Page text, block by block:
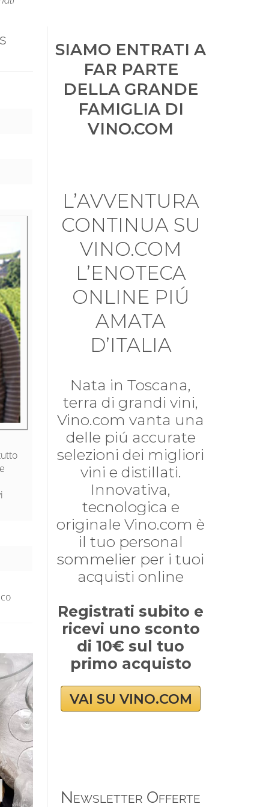
SIAMO ENTRATI A
FAR PARTE
DELLA GRANDE
FAMIGLIA DI
VINO.COM
L’AVVENTURA
CONTINUA SU
VINO.COM
L’ENOTECA
ONLINE PIÚ
AMATA
D’ITALIA
Nata in Toscana,
terra di grandi vini,
Vino.com vanta una
delle piú accurate
selezioni dei migliori
vini e distillati.
Innovativa,
tecnologica e
originale Vino.com è
il tuo personal
sommelier per i tuoi
acquisti online
Registrati subito e
ricevi uno sconto
di 10€ sul tuo
primo acquisto
VAI SU VINO.COM
Newsletter Offerte